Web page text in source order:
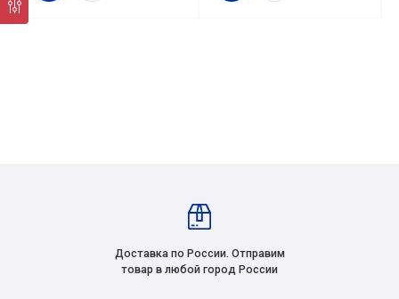
Доставка по России. Отправим
товар в любой город России